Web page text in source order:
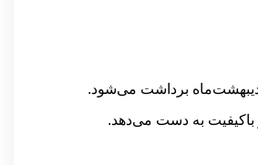
برداشت می‌شود.
به دست می‌دهد.